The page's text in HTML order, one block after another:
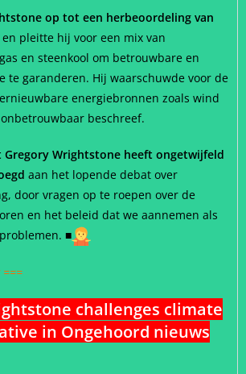
op tot een herbeoordeling van
en pleitte hij voor een mix van
en steenkool om betrouwbare en
te garanderen. Hij waarschuwde voor de
energiebronnen zoals wind
beschreef.
Wrightstone heeft ongetwijfeld
aan het lopende debat over
door vragen op te roepen over de
en het beleid dat we aannemen als
■
===
challenges climate
in Ongehoord nieuws